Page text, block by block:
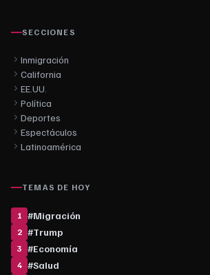
SECCIONES
Inmigración
California
EE.UU.
Política
Deportes
Espectáculos
Latinoamérica
TEMAS DE HOY
1 #Migración
2 #Trump
3 #Economía
4 #Salud